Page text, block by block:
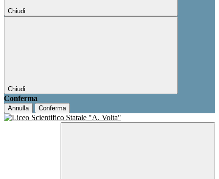
Chiudi
Chiudi
Conferma
Annulla Conferma